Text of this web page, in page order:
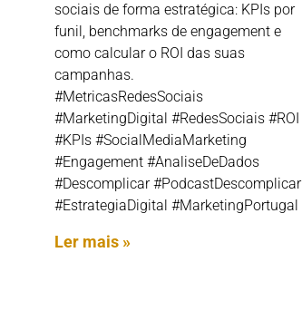
sociais de forma estratégica: KPIs por
funil, benchmarks de engagement e
como calcular o ROI das suas
campanhas.
#MetricasRedesSociais
#MarketingDigital #RedesSociais #ROI
#KPIs #SocialMediaMarketing
#Engagement #AnaliseDeDados
#Descomplicar #PodcastDescomplicar
#EstrategiaDigital #MarketingPortugal
Ler mais »